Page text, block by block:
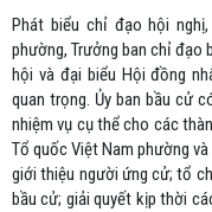
Phát biểu chỉ đạo hội
phường, Trưởng ban chỉ đạo
hội và đại biểu Hội đồng
quan trọng. Ủy ban bầu cử
nhiệm vụ cụ thể cho các
Tổ quốc Việt Nam phường
giới thiệu người ứng cử; tổ
bầu cử; giải quyết kịp thời